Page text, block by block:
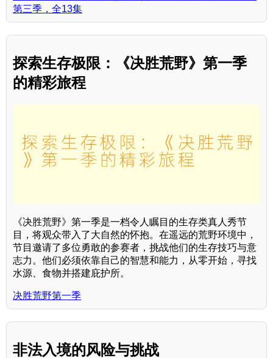
第三季，全13集
探索生存极限：《决胜荒野》第一季
的精彩旅程
《决胜荒野》第一季是一档令人瞩目的生存类真人秀节
目，将观众带入了大自然的怀抱。在遥远的荒野环境中，
节目邀请了多位勇敢的参赛者，挑战他们的生存技巧与意
志力。他们必须依靠自己的智慧和能力，从零开始，寻找
水源、食物并搭建庇护所。
决胜荒野第一季
非法入境的风险与挑战